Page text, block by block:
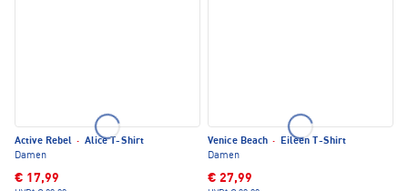
Active Rebel · Alice T-Shirt
Damen
€ 17,99
Venice Beach ·
Eileen T-Shirt
Damen
€ 27,99